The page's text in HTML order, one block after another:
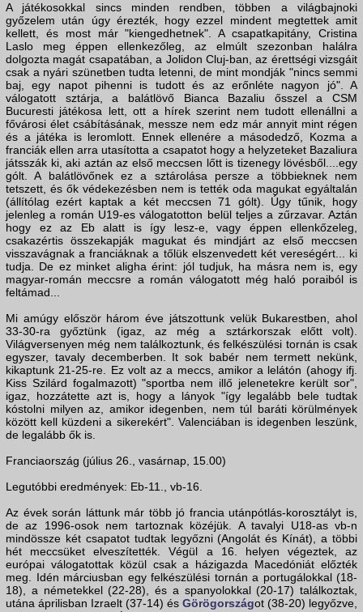
A játékosokkal sincs minden rendben, többen a világbajnoki
győzelem után úgy érezték, hogy ezzel mindent megtettek amit
kellett, és most már "kiengedhetnek". A csapatkapitány, Cristina
Laslo meg éppen ellenkezőleg, az elmúlt szezonban halálra
dolgozta magát csapatában, a Jolidon Cluj-ban, az érettségi vizsgáit
csak a nyári szünetben tudta letenni, de mint mondják "nincs semmi
baj, egy napot pihenni is tudott és az erőnléte nagyon jó". A
válogatott sztárja, a balátlövő Bianca Bazaliu ősszel a CSM
Bucuresti játékosa lett, ott a hírek szerint nem tudott ellenállni a
fővárosi élet csábításának, messze nem edz már annyit mint régen
és a játéka is leromlott. Ennek ellenére a másodedző, Kozma a
franciák ellen arra utasította a csapatot hogy a helyzeteket Bazaliura
játsszák ki, aki aztán az első meccsen lőtt is tizenegy lövésből....egy
gólt. A balátlövőnek ez a sztárolása persze a többieknek nem
tetszett, és ők védekezésben nem is tették oda magukat egyáltalán
(állítólag ezért kaptak a két meccsen 71 gólt). Úgy tűnik, hogy
jelenleg a román U19-es válogatotton belül teljes a zűrzavar. Aztán
hogy ez az Eb alatt is így lesz-e, vagy éppen ellenkőzeleg,
csakazértis összekapják magukat és mindjárt az első meccsen
visszavágnak a franciáknak a tőlük elszenvedett két vereségért... ki
tudja. De ez minket aligha érint: jól tudjuk, ha másra nem is, egy
magyar-román meccsre a román válogatott még haló poraiból is
feltámad...
Mi amúgy először három éve játszottunk velük Bukarestben, ahol
33-30-ra győztünk (igaz, az még a sztárkorszak előtt volt).
Világversenyen még nem találkoztunk, és felkészülési tornán is csak
egyszer, tavaly decemberben. It sok babér nem termett nekünk,
kikaptunk 21-25-re. Ez volt az a meccs, amikor a lelátón (ahogy ifj.
Kiss Szilárd fogalmazott) "sportba nem illő jelenetekre került sor",
igaz, hozzátette azt is, hogy a lányok "így legalább bele tudtak
kóstolni milyen az, amikor idegenben, nem túl baráti körülmények
között kell küzdeni a sikerekért". Valenciában is idegenben leszünk,
de legalább ők is.
Franciaország (július 26., vasárnap, 15.00)
Legutóbbi eredmények: Eb-11., vb-16.
Az évek során láttunk már több jó francia utánpótlás-korosztályt is,
de az 1996-osok nem tartoznak közéjük. A tavalyi U18-as vb-n
mindössze két csapatot tudtak legyőzni (Angolát és Kínát), a többi
hét meccsüket elveszítették. Végül a 16. helyen végeztek, az
európai válogatottak közül csak a házigazda Macedóniát előzték
meg. Idén márciusban egy felkészülési tornán a portugálokkal (18-
18), a németekkel (22-28), és a spanyolokkal (20-17) találkoztak,
utána áprilisban Izraelt (37-14) és Görögországot (38-20) legyőzve,